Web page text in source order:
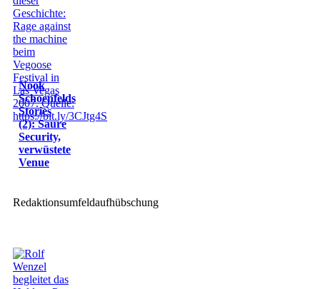
Nook
Schoenfelds
Stories
(2): Saure
Security,
verwüstete
Venue
Redaktionsumfeldaufhübschung